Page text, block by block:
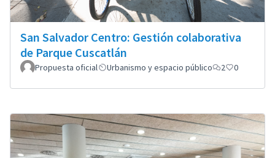
San Salvador Centro: Gestión colaborativa
de Parque Cuscatlán
Propuesta oficial Urbanismo y espacio público 2 0